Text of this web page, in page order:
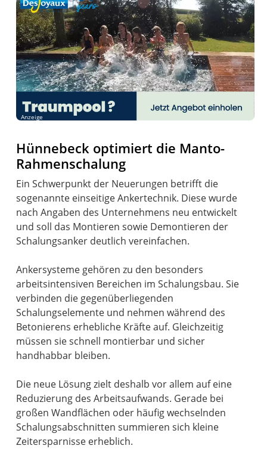
Anzeige
Hünnebeck optimiert die Manto-
Rahmenschalung
Ein Schwerpunkt der Neuerungen betrifft die
sogenannte einseitige Ankertechnik. Diese wurde
nach Angaben des Unternehmens neu entwickelt
und soll das Montieren sowie Demontieren der
Schalungsanker deutlich vereinfachen.
Ankersysteme gehören zu den besonders
arbeitsintensiven Bereichen im Schalungsbau. Sie
verbinden die gegenüberliegenden
Schalungselemente und nehmen während des
Betonierens erhebliche Kräfte auf. Gleichzeitig
müssen sie schnell montierbar und sicher
handhabbar bleiben.
Die neue Lösung zielt deshalb vor allem auf eine
Reduzierung des Arbeitsaufwands. Gerade bei
großen Wandflächen oder häufig wechselnden
Schalungsabschnitten summieren sich kleine
Zeitersparnisse erheblich.